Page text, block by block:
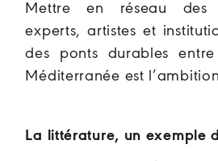
Mettre en réseau des
experts, artistes et
des ponts durables
Méditerranée est
La littérature, un exemple